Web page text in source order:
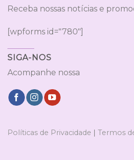
Receba nossas notícias e
[wpforms id="780"]
SIGA-NOS
Acompanhe nossa
Políticas de Privacidade | Termos